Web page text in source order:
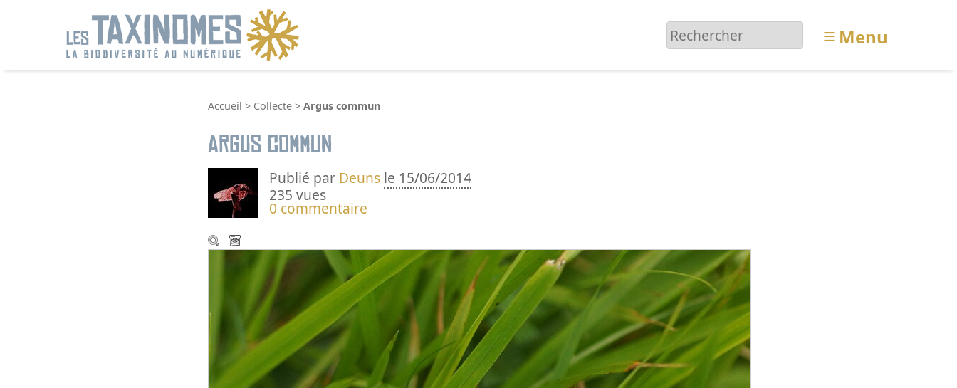
≡ Menu
Accueil > Collecte > Argus commun
Argus commun
Publié par Deuns le 15/06/2014
235 vues
0 commentaire